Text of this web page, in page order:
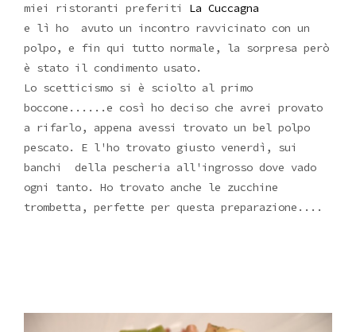
miei ristoranti preferiti La Cuccagna
e lì ho avuto un incontro ravvicinato con un
polpo, e fin qui tutto normale, la sorpresa però
è stato il condimento usato.
Lo scetticismo si è sciolto al primo
boccone......e così ho deciso che avrei provato
a rifarlo, appena avessi trovato un bel polpo
pescato. E l'ho trovato giusto venerdì, sui
banchi della pescheria all'ingrosso dove vado
ogni tanto. Ho trovato anche le zucchine
trombetta, perfette per questa preparazione....